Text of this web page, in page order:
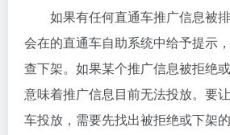
如果有任何直通车推广信息被
会在的直通车自助系统中给予提示
查下架。如果某个推广信息被拒绝
意味着推广信息目前无法投放。要
车投放，需要先找出被拒绝或下架